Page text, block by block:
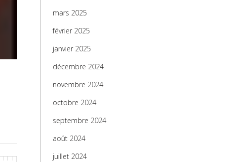
mars 2025
février 2025
janvier 2025
décembre 2024
novembre 2024
octobre 2024
septembre 2024
août 2024
juillet 2024